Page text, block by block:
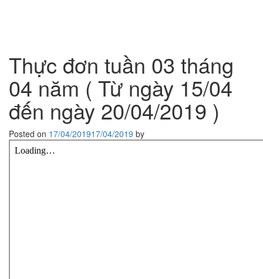
Non
Ban
Mai
Thành
Phố
Thực đơn tuần 03 tháng
04 năm ( Từ ngày 15/04
đến ngày 20/04/2019 )
Posted on 17/04/201917/04/2019 by